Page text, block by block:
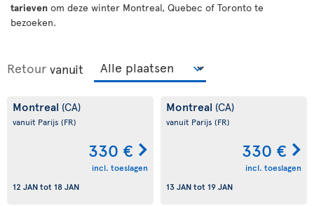
tarieven om deze winter Montreal, Quebec of Toronto te
bezoeken.
Retour vanuit
Montreal (CA)
vanuit Parijs (FR)
330 €
incl. toeslagen
12 JANtot 18 JAN
Montreal (CA)
vanuit Parijs (FR)
330 €
incl. toeslagen
13 JANtot 19 JAN